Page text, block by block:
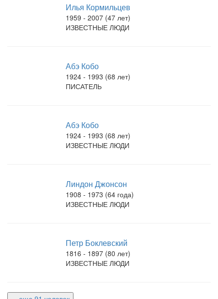
Илья Кормильцев
1959 - 2007 (47 лет)
ИЗВЕСТНЫЕ ЛЮДИ
Абэ Кобо
1924 - 1993 (68 лет)
ПИСАТЕЛЬ
Абэ Кобо
1924 - 1993 (68 лет)
ИЗВЕСТНЫЕ ЛЮДИ
Линдон Джонсон
1908 - 1973 (64 года)
ИЗВЕСТНЫЕ ЛЮДИ
Петр Боклевский
1816 - 1897 (80 лет)
ИЗВЕСТНЫЕ ЛЮДИ